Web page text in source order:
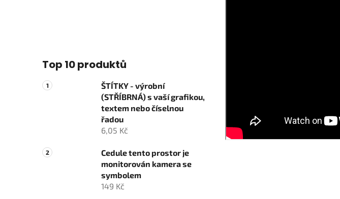
Top 10 produktů
ŠTÍTKY - výrobní
(STŘÍBRNÁ) s vaší grafikou,
textem nebo číselnou
řadou
6,05 Kč
Cedule tento prostor je
monitorován kamera se
symbolem
149 Kč